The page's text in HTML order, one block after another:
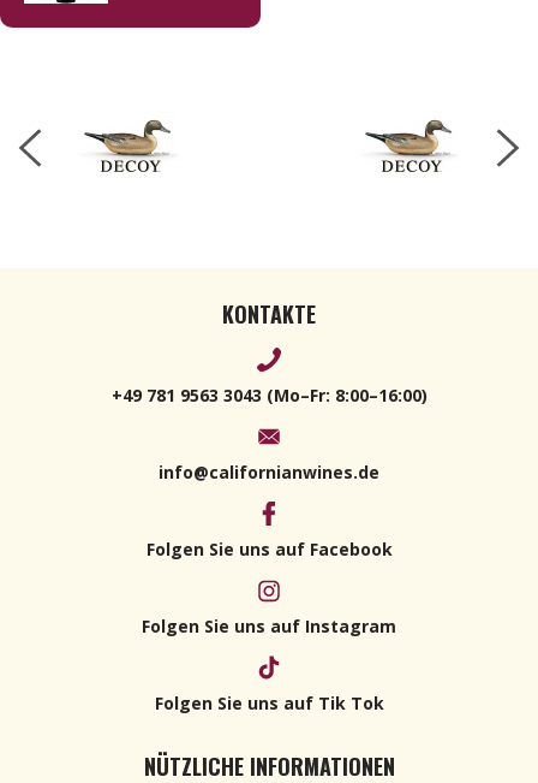
KONTAKTE
+49 781 9563 3043 (Mo–Fr: 8:00–16:00)
info@californianwines.de
Folgen Sie uns auf Facebook
Folgen Sie uns auf Instagram
Folgen Sie uns auf Tik Tok
NÜTZLICHE INFORMATIONEN